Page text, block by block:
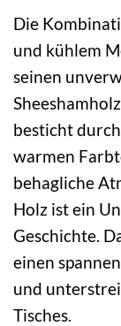
Die
und kühlem
seinen
besticht
warmen
behagliche
Holz ist ein
Geschichte.
einen
und
Tisches.